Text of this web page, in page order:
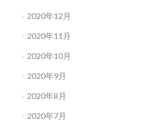
2020年12月
2020年11月
2020年10月
2020年9月
2020年8月
2020年7月